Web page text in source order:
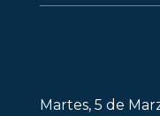
Martes, 5 de